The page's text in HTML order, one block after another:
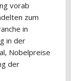
vorab
zum
in
in der
Nobelpreise
der